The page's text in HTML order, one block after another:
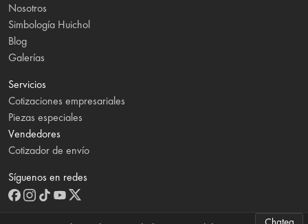
Nosotros
Simbología Huichol
Blog
Galerías
Servicios
Cotizaciones empresariales
Piezas especiales
Vendedores
Cotizador de envío
Síguenos en redes